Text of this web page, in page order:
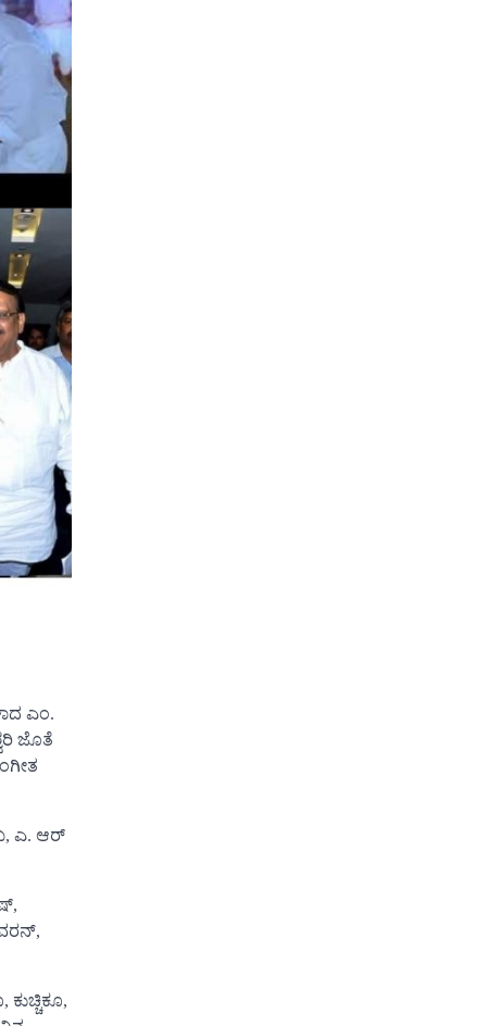
ಎಂ.
ಜೊತೆ
ಎ. ಆರ್
ಕುಚ್ಚಿಕೂ,